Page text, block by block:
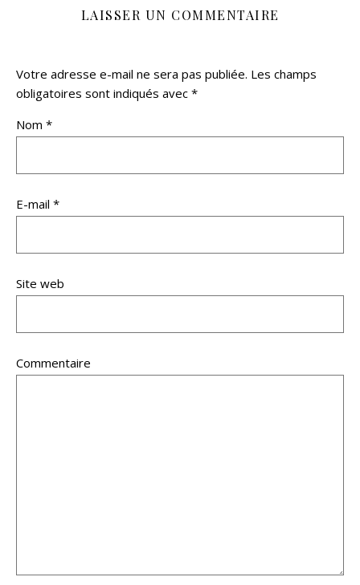
LAISSER UN COMMENTAIRE
Votre adresse e-mail ne sera pas publiée. Les champs
obligatoires sont indiqués avec *
Nom *
E-mail *
Site web
Commentaire